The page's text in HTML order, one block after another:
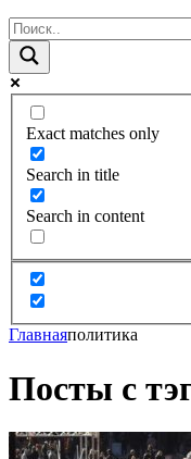
Exact matches only
Search in title
Search in content
Главнаяполитика
Посты с